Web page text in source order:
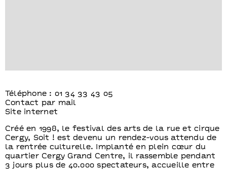
Téléphone : 01 34 33 43 05
Contact par mail
Site internet
Créé en 1998, le festival des arts de la rue et cirque
Cergy, Soit ! est devenu un rendez-vous attendu de
la rentrée culturelle. Implanté en plein cœur du
quartier Cergy Grand Centre, il rassemble pendant
3 jours plus de 40.000 spectateurs, accueille entre